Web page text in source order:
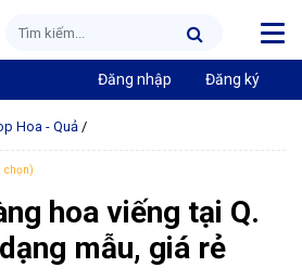
Đăng nhập Đăng ký
Hoa - Quả /
chọn)
hoa viếng tại Q.
mẫu, giá rẻ